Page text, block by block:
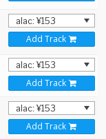
Add Track
Add Track
Add Track